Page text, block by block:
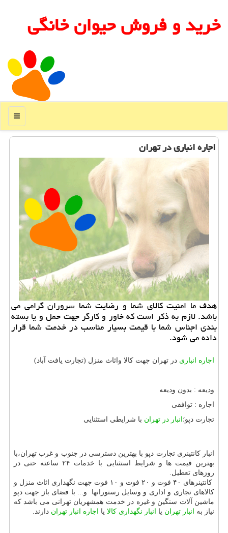
خرید و فروش حیوان خانگی
منو
اجاره انباری در تهران
هدف ما امنیت كالای شما و رضایت شما سروران گرامی می
باشد. لازم به ذكر است كه خاور و كارگر جهت حمل و یا بسته
بندی اجناس شما با قیمت بسیار مناسب در خدمت شما قرار
داده می شود.
اجاره انباری در تهران جهت کالا واثاث منزل (تجارت یافت آباد)
ودیعه : بدون ودیعه
اجاره : توافقی
تجارت دپو؛انبار در تهران با شرایطی استثنایی
انبار کانتینری تجارت دپو با بهترین دسترسی در جنوب و غرب تهران،با
بهترین قیمت ها و شرایط استثنایی با خدمات ۲۴ ساعته حتی در
روزهای تعطیل.
کانتینرهای ۴۰ فوت و ۲۰ فوت و ۱۰ فوت جهت نگهداری اثاث منزل و
کالاهای تجاری و اداری و وسایل رستورانها و... با فضای باز جهت دپو
ماشین آلات سنگین و غیره در خدمت همشهریان تهرانی می باشد که
نیاز به انبار تهران یا انبار نگهداری کالا یا اجاره انبار تهران دارند.